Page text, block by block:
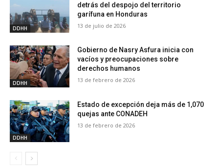
DDHH
detrás del despojo del territorio
garífuna en Honduras
13 de julio de 2026
DDHH
Gobierno de Nasry Asfura inicia con
vacíos y preocupaciones sobre
derechos humanos
13 de febrero de 2026
DDHH
Estado de excepción deja más de 1,070
quejas ante CONADEH
13 de febrero de 2026